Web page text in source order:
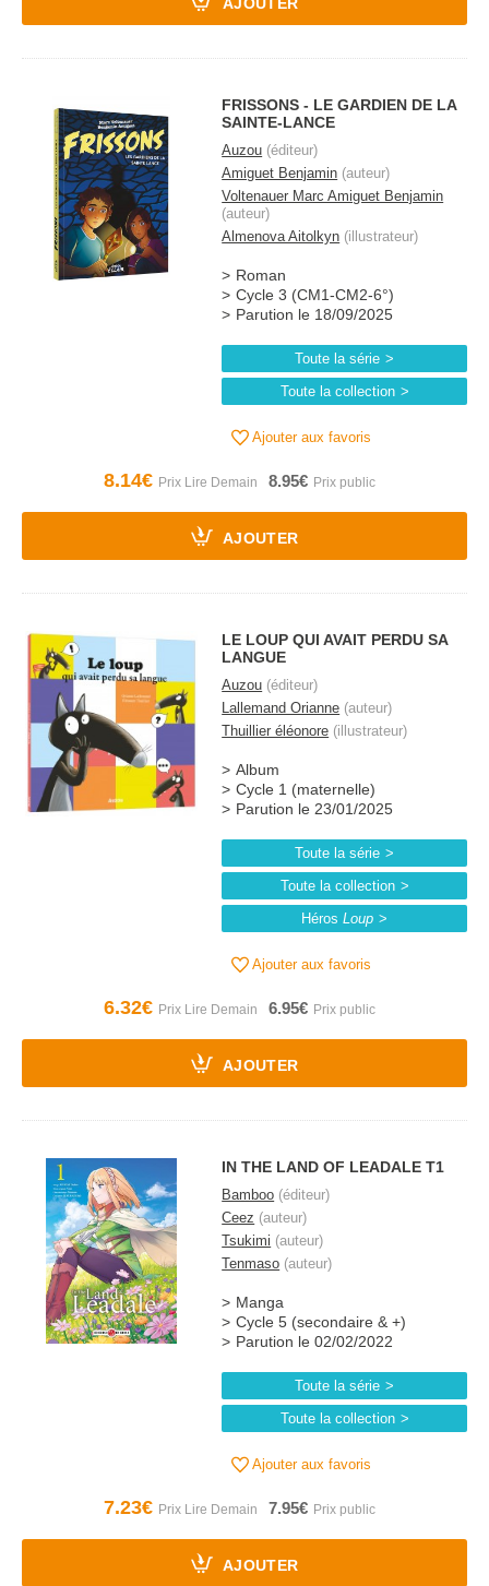
AJOUTER
FRISSONS - LE GARDIEN DE LA
SAINTE-LANCE
Auzou (éditeur)
Amiguet Benjamin (auteur)
Voltenauer Marc Amiguet Benjamin
(auteur)
Almenova Aitolkyn (illustrateur)
Roman
Cycle 3 (CM1-CM2-6°)
Parution le 18/09/2025
Toute la série
Toute la collection
Ajouter aux favoris
8.14€ 8.95€
AJOUTER
LE LOUP QUI AVAIT PERDU SA
LANGUE
Auzou (éditeur)
Lallemand Orianne (auteur)
Thuillier éléonore (illustrateur)
Album
Cycle 1 (maternelle)
Parution le 23/01/2025
Toute la série
Toute la collection
HérosLoup
Ajouter aux favoris
6.32€ 6.95€
AJOUTER
IN THE LAND OF LEADALE T1
Bamboo (éditeur)
Ceez (auteur)
Tsukimi (auteur)
Tenmaso (auteur)
Manga
Cycle 5 (secondaire & +)
Parution le 02/02/2022
Toute la série
Toute la collection
Ajouter aux favoris
7.23€ 7.95€
AJOUTER